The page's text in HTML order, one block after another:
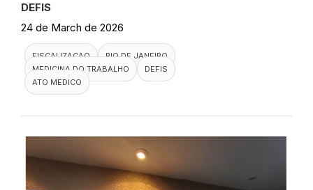
DEFIS
24 de March de 2026
FISCALIZACAO
RIO DE JANEIRO
MEDICINA DO TRABALHO
DEFIS
ATO MEDICO